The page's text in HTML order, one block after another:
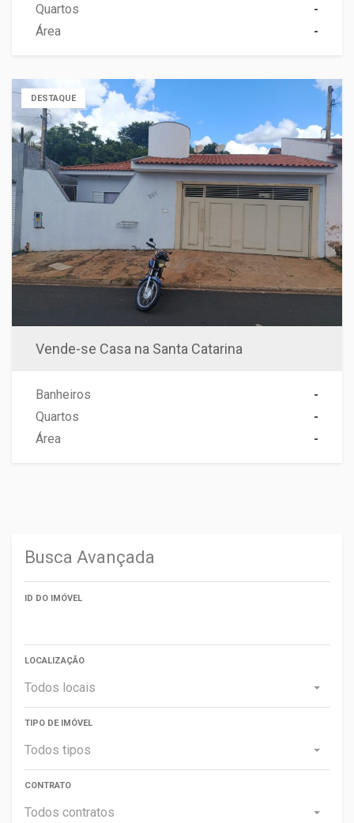
Quartos
-
Área
-
DESTAQUE
Vende-se Casa na Santa Catarina
Banheiros
-
Quartos
-
Área
-
Busca Avançada
ID DO IMÓVEL
LOCALIZAÇÃO
Todos locais
TIPO DE IMÓVEL
Todos tipos
CONTRATO
Todos contratos